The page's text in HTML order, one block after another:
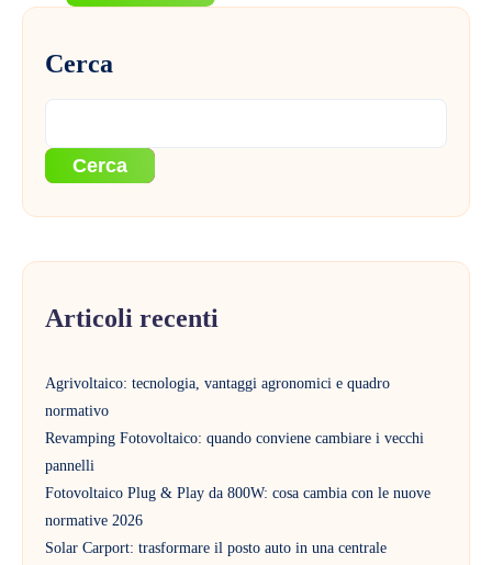
Cerca
Cerca
Articoli recenti
Agrivoltaico: tecnologia, vantaggi agronomici e quadro
normativo
Revamping Fotovoltaico: quando conviene cambiare i vecchi
pannelli
Fotovoltaico Plug & Play da 800W: cosa cambia con le nuove
normative 2026
Solar Carport: trasformare il posto auto in una centrale